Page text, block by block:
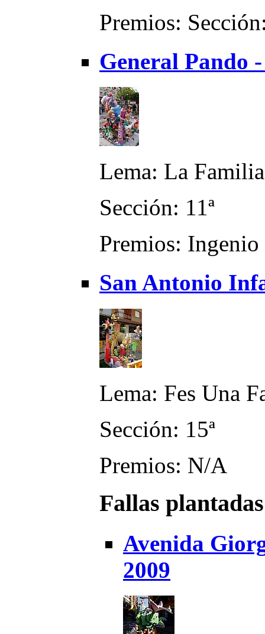
Premios:
General Pando
Lema: La Familia
Sección: 11ª
Premios: Ingenio
San Antonio
Lema: Fes Una
Sección: 15ª
Premios: N/A
Fallas
Avenida
2009